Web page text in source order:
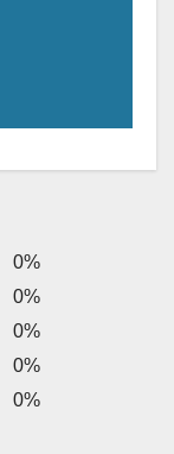
0%
0%
0%
0%
0%